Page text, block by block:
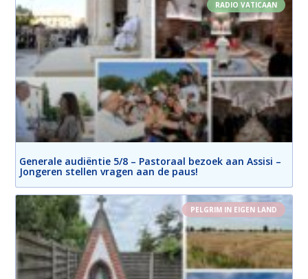
RADIO VATICAAN
Generale audiëntie 5/8 – Pastoraal bezoek aan Assisi –
Jongeren stellen vragen aan de paus!
PELGRIM IN EIGEN LAND